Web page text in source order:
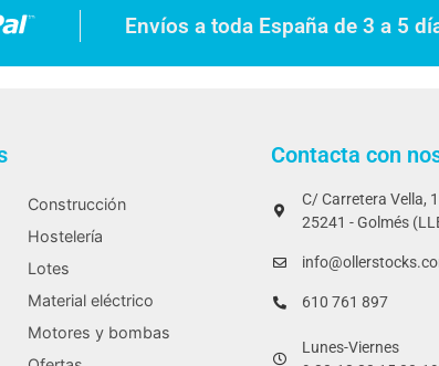
Envíos a toda España de 3 a 5
Construcción
Hostelería
Lotes
Material eléctrico
Motores y bombas
Contacta con
C/ Carretera Vella,
25241 - Golmés
610 761 897
Lunes-Viernes